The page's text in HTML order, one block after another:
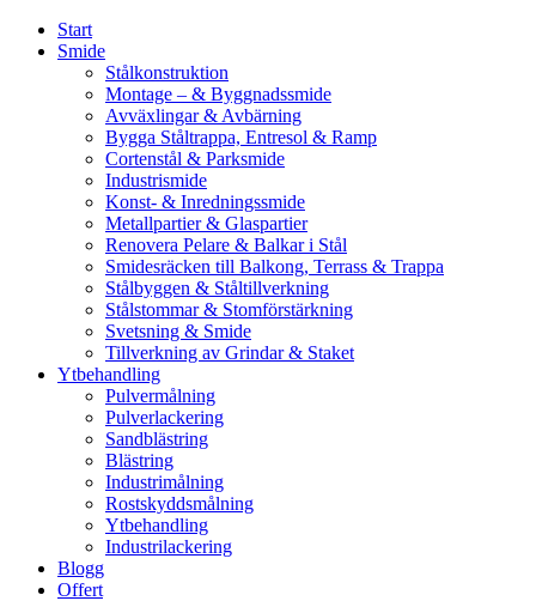
Start
Smide
Stålkonstruktion
Montage – & Byggnadssmide
Avväxlingar & Avbärning
Bygga Ståltrappa, Entresol & Ramp
Cortenstål & Parksmide
Industrismide
Konst- & Inredningssmide
Metallpartier & Glaspartier
Renovera Pelare & Balkar i Stål
Smidesräcken till Balkong, Terrass & Trappa
Stålbyggen & Ståltillverkning
Stålstommar & Stomförstärkning
Svetsning & Smide
Tillverkning av Grindar & Staket
Ytbehandling
Pulvermålning
Pulverlackering
Sandblästring
Blästring
Industrimålning
Rostskyddsmålning
Ytbehandling
Industrilackering
Blogg
Offert